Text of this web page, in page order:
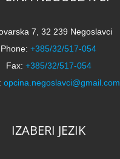
7, 32 239 Negoslavci
Phone: +385/32/517-054
Fax: +385/32/517-054
opcina.negoslavci@gmail.com
IZABERI JEZIK